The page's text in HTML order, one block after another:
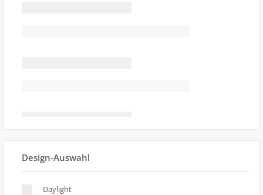
Design-Auswahl
Daylight